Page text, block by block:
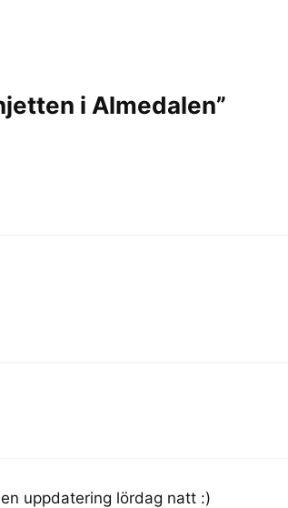
i Almedalen”
uppdatering lördag natt :)